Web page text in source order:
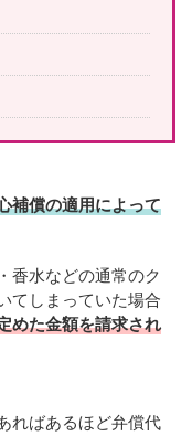
補償の適用によって
香水などの通常のク
てしまっていた場合
めた金額を請求され
ればあるほど弁償代